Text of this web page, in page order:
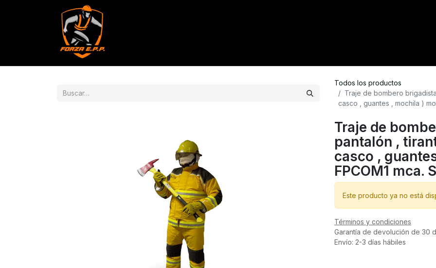
Todos los productos
Traje de bombero
casco , guantes , mochila )
Traje de
pantalón ,
casco ,
FPCOM1 mca.
Este producto ya no está
Términos y condiciones
Garantía de devolución de 30
Envío: 2-3 días hábiles